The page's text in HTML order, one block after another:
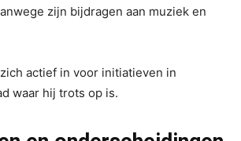
zijn bijdragen aan muziek en
actief in voor initiatieven in
waar hij trots op is.